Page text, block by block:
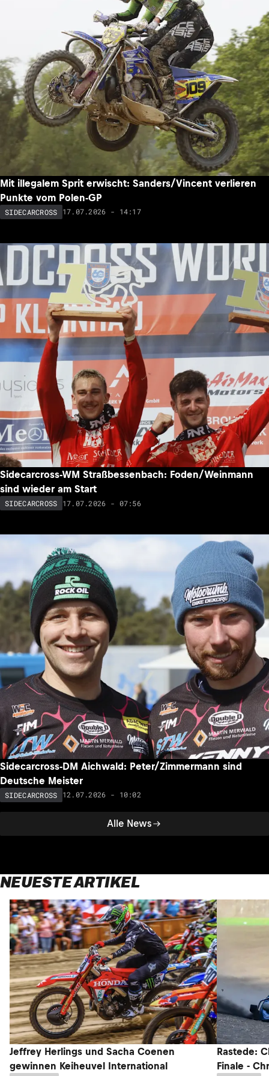
Alle News
Mit illegalem Sprit erwischt: Sanders/Vincent verlieren
Punkte vom Polen-GP
SIDECARCROSS 17.07.2026 - 14:17
Sidecarcross-WM Straßbessenbach: Foden/Weinmann
sind wieder am Start
SIDECARCROSS 17.07.2026 - 07:56
Sidecarcross-DM Aichwald: Peter/Zimmermann sind
Deutsche Meister
SIDECARCROSS 12.07.2026 - 10:02
NEUESTE ARTIKEL
Jeffrey Herlings und Sacha Coenen
gewinnen Keiheuvel International
Rastede:
Finale -